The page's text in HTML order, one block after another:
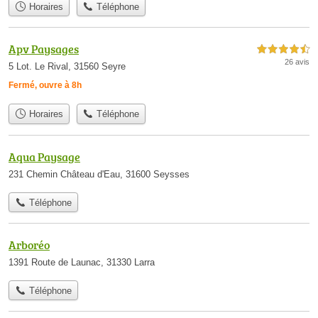
Horaires Téléphone
Apv Paysages
5 Lot. Le Rival, 31560 Seyre
Fermé, ouvre à 8h
4,5 étoiles sur 5
26 avis
Horaires Téléphone
Aqua Paysage
231 Chemin Château d'Eau, 31600 Seysses
Téléphone
Arboréo
1391 Route de Launac, 31330 Larra
Téléphone